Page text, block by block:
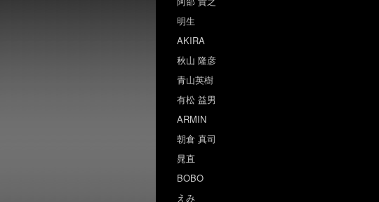
明生
AKIRA
秋山 隆彦
青山英樹
有松 益男
ARMIN
朝倉 真司
晁直
BOBO
えみ